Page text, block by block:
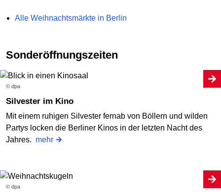
Alle Weihnachtsmärkte in Berlin
Sonderöffnungszeiten
© dpa
Silvester im Kino
Mit einem ruhigen Silvester fernab von Böllern und wilden
Partys locken die Berliner Kinos in der letzten Nacht des
Jahres. mehr
© dpa